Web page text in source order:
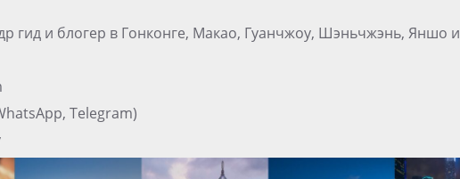
гид и блогер в Гонконге, Макао, Гуанчжоу, Шэньчжэнь, Яншо и
Telegram)